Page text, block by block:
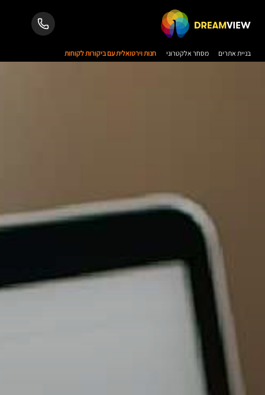
בניית אתרים מסחר אלקטרוני חנות וירטואלית עם ביקורות לקוחות